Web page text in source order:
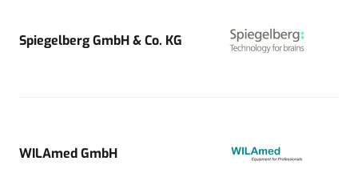
Spiegelberg GmbH & Co. KG
WILAmed GmbH